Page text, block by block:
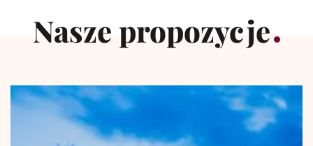
Nasze propozycje